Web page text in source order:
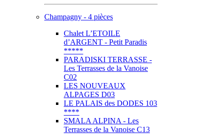
Champagny - 4 pièces
Chalet L’ETOILE
d’ARGENT - Petit Paradis
*****
PARADISKI TERRASSE -
Les Terrasses de la Vanoise
C02
LES NOUVEAUX
ALPAGES D03
LE PALAIS des DODES 103
****
SMALA ALPINA - Les
Terrasses de la Vanoise C13